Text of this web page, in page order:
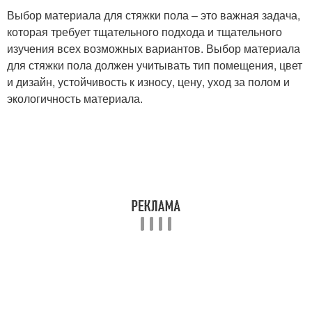
Выбор материала для стяжки пола – это важная задача,
которая требует тщательного подхода и тщательного
изучения всех возможных вариантов. Выбор материала
для стяжки пола должен учитывать тип помещения, цвет
и дизайн, устойчивость к износу, цену, уход за полом и
экологичность материала.